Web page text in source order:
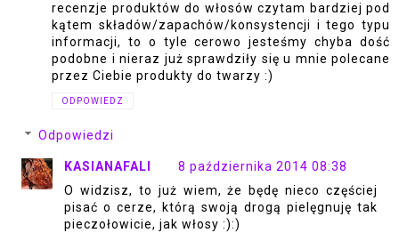
recenzje produktów do włosów czytam bardziej pod
kątem składów/zapachów/konsystencji i tego typu
informacji, to o tyle cerowo jesteśmy chyba dość
podobne i nieraz już sprawdziły się u mnie polecane
przez Ciebie produkty do twarzy :)
ODPOWIEDZ
Odpowiedzi
KASIANAFALI
8 października 2014 08:38
O widzisz, to już wiem, że będę nieco częściej
pisać o cerze, którą swoją drogą pielęgnuję tak
pieczołowicie, jak włosy :):)